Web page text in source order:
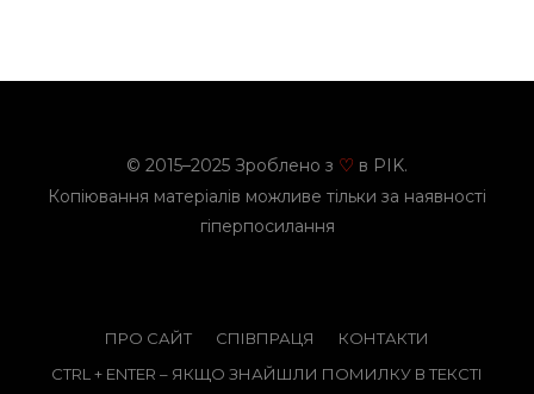
© 2015–2025 Зроблено з ♡ в PIK.
Копіювання матеріалів можливе тільки за наявності
гіперпосилання
ПРО САЙТ СПІВПРАЦЯ
КОНТАКТИ
CTRL + ENTER – ЯКЩО ЗНАЙШЛИ ПОМИЛКУ В ТЕКСТІ